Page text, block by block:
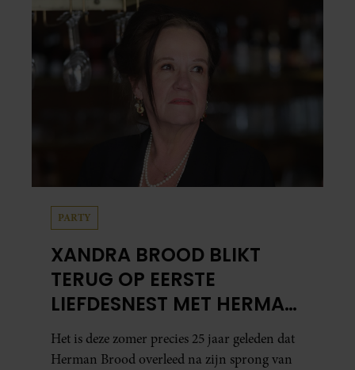
PARTY
XANDRA BROOD BLIKT
TERUG OP EERSTE
LIEFDESNEST MET HERMAN
BROOD: “HIER IS LOLA
GEBOREN”
Het is deze zomer precies 25 jaar geleden dat
Herman Brood overleed na zijn sprong van